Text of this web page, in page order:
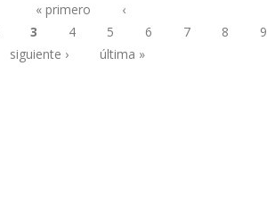
« primero
‹
3 4 5 6 7 8
9
siguiente ›
última »